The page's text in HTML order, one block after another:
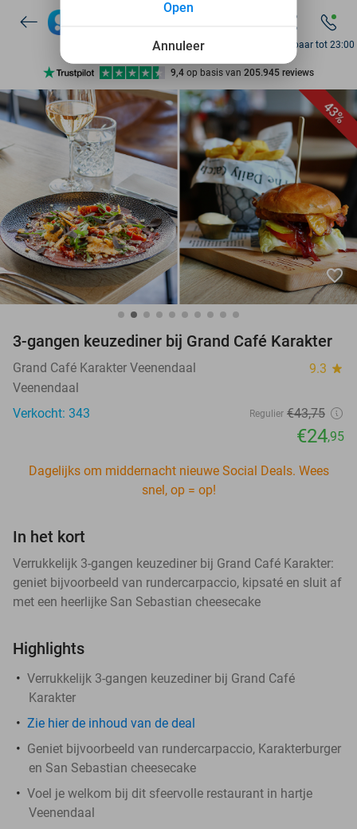
7 dagen per week beschikbaar
10+ miljoen leden
9,4 op basis van 205.945 reviews
Ontdek 15.000+ deals
7 dagen per week beschikbaar
10+ miljoen leden
Bereikbaar tot 23:00
43%
favorite_border
3-gangen keuzediner bij Grand Café Karakter
Grand Café Karakter Veenendaal 9.3 star
Veenendaal
Verkocht: 343
Regulier €43,75
€24,95
Dagelijks om middernacht nieuwe Social Deals. Wees
snel, op = op!
In het kort
Verrukkelijk 3-gangen keuzediner bij Grand Café Karakter:
geniet bijvoorbeeld van rundercarpaccio, kipsaté en sluit af
met een heerlijke San Sebastian cheesecake
Highlights
Verrukkelijk 3-gangen keuzediner bij Grand Café
Karakter
Zie hier de inhoud van de deal
Geniet bijvoorbeeld van rundercarpaccio, Karakterburger
en San Sebastian cheesecake
Voel je welkom bij dit sfeervolle restaurant in hartje
Veenendaal
Annuleer
Open